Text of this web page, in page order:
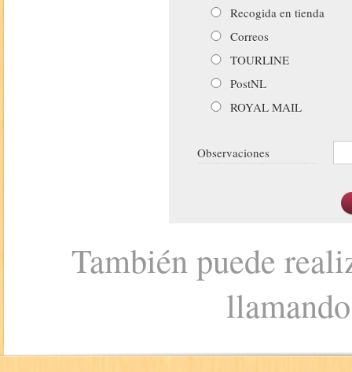
Recogida en tienda
Correos
TOURLINE
PostNL
ROYAL MAIL
Observaciones
También puede